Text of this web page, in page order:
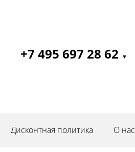
+7 495 697 28 62 ▼
Дисконтная политика О нас